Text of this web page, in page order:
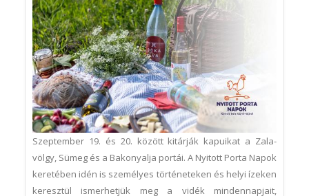
Szeptember 19. és 20. között kitárják kapuikat a Zala-
völgy, Sümeg és a Bakonyalja portái. A Nyitott Porta Napok
keretében idén is személyes történeteken és helyi ízeken
keresztül ismerhetjük meg a vidék mindennapjait,